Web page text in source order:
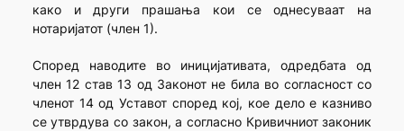
како и други прашања кои се однесуваат на
нотаријатот (член 1).
Според наводите во иницијативата, одредбата од
член 12 став 13 од Законот не била во согласност со
членот 14 од Уставот според кој, кое дело е казниво
се утврдува со закон, а согласно Кривичниот законик